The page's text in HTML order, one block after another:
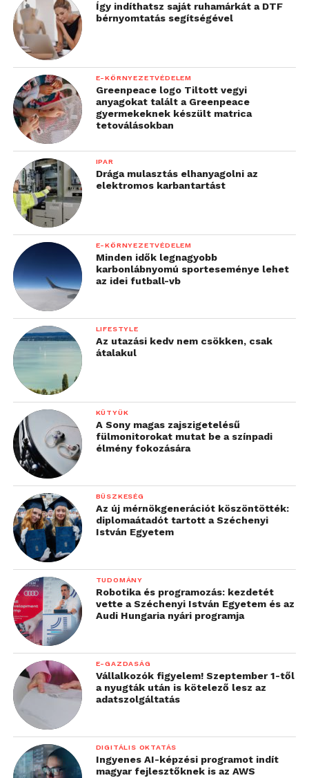
Így indíthatsz saját ruhamárkát a DTF
bérnyomtatás segítségével
E-KÖRNYEZETVÉDELEM
Greenpeace logo Tiltott vegyi
anyagokat talált a Greenpeace
gyermekeknek készült matrica
tetoválásokban
IPAR
Drága mulasztás elhanyagolni az
elektromos karbantartást
E-KÖRNYEZETVÉDELEM
Minden idők legnagyobb
karbonlábnyomú sporteseménye lehet
az idei futball-vb
LIFESTYLE
Az utazási kedv nem csökken, csak
átalakul
KÜTYÜK
A Sony magas zajszigetelésű
fülmonitorokat mutat be a színpadi
élmény fokozására
BÜSZKESÉG
Az új mérnökgenerációt köszöntötték:
diplomaátadót tartott a Széchenyi
István Egyetem
TUDOMÁNY
Robotika és programozás: kezdetét
vette a Széchenyi István Egyetem és az
Audi Hungaria nyári programja
E-GAZDASÁG
Vállalkozók figyelem! Szeptember 1-től
a nyugták után is kötelező lesz az
adatszolgáltatás
DIGITÁLIS OKTATÁS
Ingyenes AI-képzési programot indít
magyar fejlesztőknek is az AWS